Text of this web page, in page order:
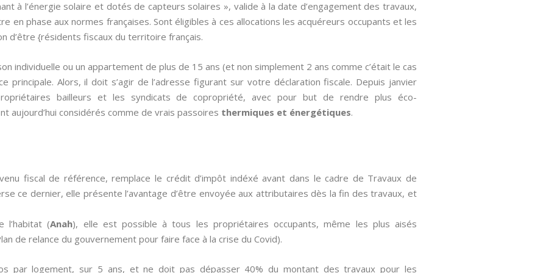
à l’énergie solaire et dotés de capteurs solaires », valide à la date d’engagement des travaux,
en phase aux normes françaises. Sont éligibles à ces allocations les acquéreurs occupants et les
d’être {résidents fiscaux du territoire français.
individuelle ou un appartement de plus de 15 ans (et non simplement 2 ans comme c’était le cas
Alors, il doit s’agir de l’adresse figurant sur votre déclaration fiscale. Depuis janvier
bailleurs et les syndicats de copropriété, avec pour but de rendre plus éco-
aujourd’hui considérés comme de vrais passoires thermiques et énergétiques.
fiscal de référence, remplace le crédit d’impôt indéxé avant dans le cadre de Travaux de
ce dernier, elle présente l’avantage d’être envoyée aux attributaires dès la fin des travaux, et
l’habitat (Anah), elle est possible à tous les propriétaires occupants, même les plus aisés
de relance du gouvernement pour faire face à la crise du Covid).
par logement, sur 5 ans, et ne doit pas dépasser 40% du montant des travaux pour les